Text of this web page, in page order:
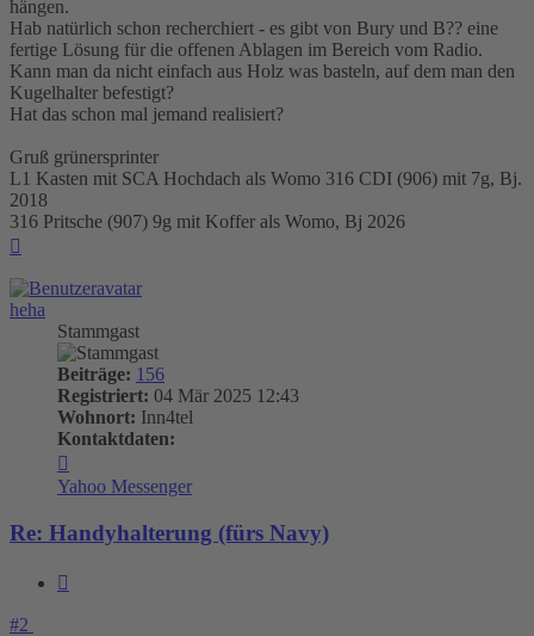
hängen.
Hab natürlich schon recherchiert - es gibt von Bury und B?? eine
fertige Lösung für die offenen Ablagen im Bereich vom Radio.
Kann man da nicht einfach aus Holz was basteln, auf dem man den
Kugelhalter befestigt?
Hat das schon mal jemand realisiert?
Gruß grünersprinter
L1 Kasten mit SCA Hochdach als Womo 316 CDI (906) mit 7g, Bj.
2018
316 Pritsche (907) 9g mit Koffer als Womo, Bj 2026
heha
Stammgast
Beiträge: 156
Registriert: 04 Mär 2025 12:43
Wohnort: Inn4tel
Kontaktdaten:
von
heha
Yahoo Messenger
Re: Handyhalterung (fürs Navy)
#2